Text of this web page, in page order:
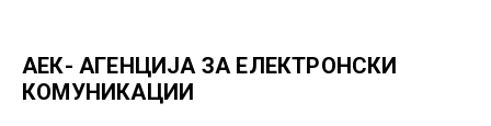
АЕК- АГЕНЦИЈА ЗА ЕЛЕКТРОНСКИ
КОМУНИКАЦИИ